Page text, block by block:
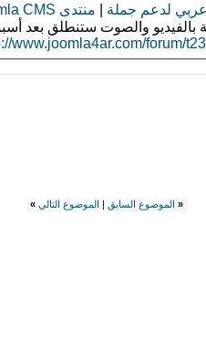
لدعم جملة
منتدى Joomla CMS
بالفيديو والصوت ستنطلق بعد
www.joomla4ar.com/forum/
« الموضوع السابق الموضوع التالي »